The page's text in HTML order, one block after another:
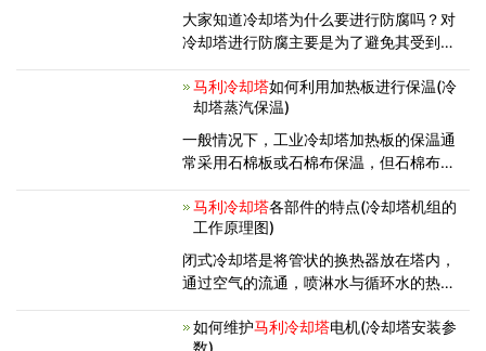
料，电机，风机，减速器等配件。因此给
大家知道冷却塔为什么要进行防腐吗？对
冷却塔进行防腐主要是为了避免其受到化
的C02渗透到混凝土内，与其碱性物质起
化学反应后生成碳酸盐和水，使混凝土碱
度降低。水泥在水化过程中生
马利冷却塔如何利用加热板进行保温(冷
却塔蒸汽保温)
一般情况下，工业冷却塔加热板的保温通
常采用石棉板或石棉布保温，但石棉布不
的影响。石棉板的种类很多，常见的是橡
胶石棉板，但这种石棉板却不对以用于密
封隔热用的材料，具有一定的可压级
马利冷却塔各部件的特点(冷却塔机组的
工作原理图)
闭式冷却塔是将管状的换热器放在塔内，
通过空气的流通，喷淋水与循环水的热交
的结构为全封闭模式，进行换热的水不会
如何维护马利冷却塔电机(冷却塔安装参
数)